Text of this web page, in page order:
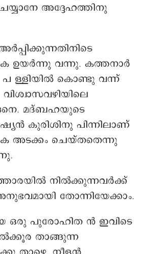
അദ്ദേഹത്തിനു
വന്നു. കത്തനാർ
ള്ളിയിൽ കൊണ്ടു വന്ന്
മദ്ബഹയുടെ
കുരിശിനു പിന്നിലാണ്
ചെയ്തതെന്നു
നിൽക്കുന്നവർക്ക്
തോന്നിയേക്കാം.
ഒരു പുരോഹിത ൻ ഇവിടെ
താങ്ങുന്ന